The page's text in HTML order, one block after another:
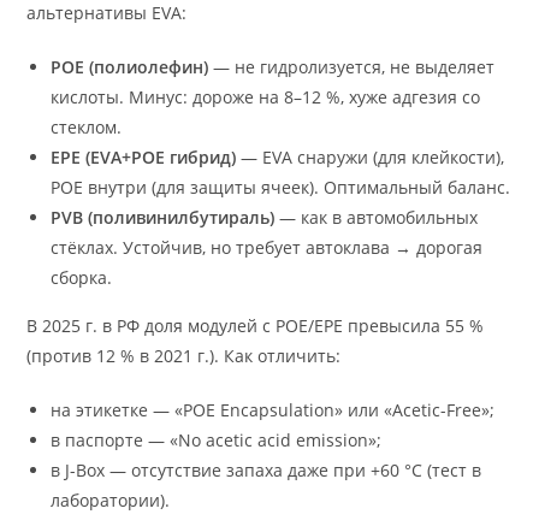
альтернативы EVA:
POE (полиолефин) — не гидролизуется, не выделяет
кислоты. Минус: дороже на 8–12 %, хуже адгезия со
стеклом.
EPE (EVA+POE гибрид) — EVA снаружи (для клейкости),
POE внутри (для защиты ячеек). Оптимальный баланс.
PVB (поливинилбутираль) — как в автомобильных
стёклах. Устойчив, но требует автоклава → дорогая
сборка.
В 2025 г. в РФ доля модулей с POE/EPE превысила 55 %
(против 12 % в 2021 г.). Как отличить:
на этикетке — «POE Encapsulation» или «Acetic-Free»;
в паспорте — «No acetic acid emission»;
в J-Box — отсутствие запаха даже при +60 °C (тест в
лаборатории).